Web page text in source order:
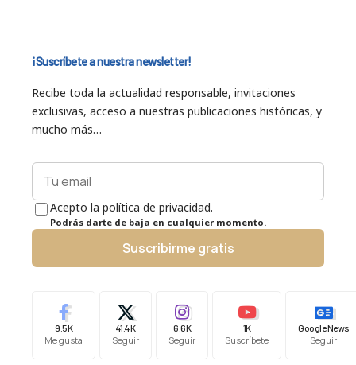
¡Suscríbete a nuestra newsletter!
Recibe toda la actualidad responsable, invitaciones
exclusivas, acceso a nuestras publicaciones históricas, y
mucho más…
Acepto la política de privacidad.
Podrás darte de baja en cualquier momento.
Suscribirme gratis
9.5K
Me gusta
41.4K
Seguir
6.6K
Seguir
1K
Suscríbete
Google News
Seguir